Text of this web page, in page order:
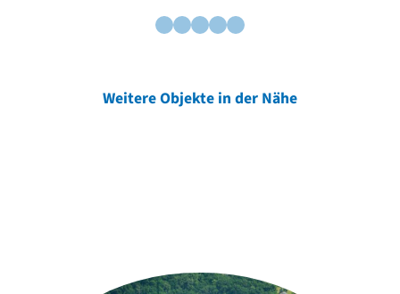
Weitere Objekte in der Nähe